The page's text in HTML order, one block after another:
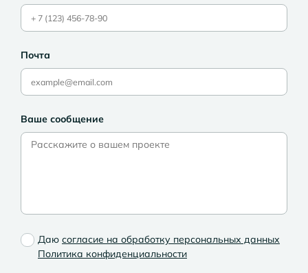
Почта
Ваше сообщение
Даю согласие на обработку персональных данных
Политика конфиденциальности